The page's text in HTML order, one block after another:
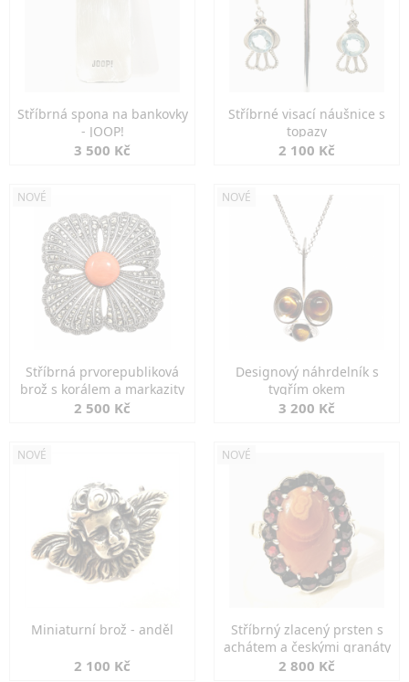
Stříbrná spona na bankovky
- JOOP!
3 500 Kč
Stříbrné visací náušnice s
topazy
2 100 Kč
NOVÉ
Stříbrná prvorepubliková
brož s korálem a markazity
2 500 Kč
NOVÉ
Designový náhrdelník s
tygřím okem
3 200 Kč
NOVÉ
Miniaturní brož - anděl
2 100 Kč
NOVÉ
Stříbrný zlacený prsten s
achátem a českými granáty
2 800 Kč